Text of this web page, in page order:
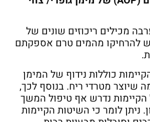
מכילים ריכוזים שונים של
להרחיקו מהמים טרם אספקתם
כוללות נידוף של המימן
שיוצר מטרדי ריח. בנוסף לכך,
הקיימות נדרש אף טיפול המשך
ניתן לומר כי השיטות הקיימות